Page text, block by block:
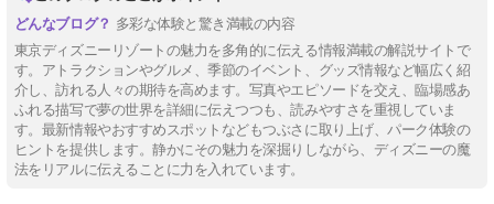
多彩な体験と驚き満載の内容
東京ディズニーリゾートの魅力を多角的に伝える情報満載の解説サイトで
す。アトラクションやグルメ、季節のイベント、グッズ情報など幅広く紹
介し、訪れる人々の期待を高めます。写真やエピソードを交え、臨場感あ
ふれる描写で夢の世界を詳細に伝えつつも、読みやすさを重視していま
す。最新情報やおすすめスポットなどもつぶさに取り上げ、パーク体験の
ヒントを提供します。静かにその魅力を深掘りしながら、ディズニーの魔
法をリアルに伝えることに力を入れています。